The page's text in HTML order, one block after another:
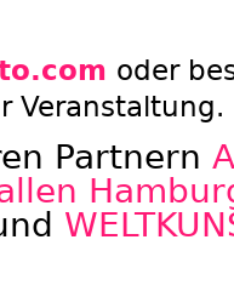
oder
Veranstaltung.
Partnern